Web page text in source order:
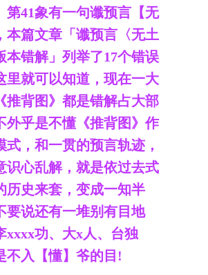
第41象有一句谶预言【无
本篇文章「谶预言〈无土
本错解」列举了17个错误
里就可以知道，现在一大
推背图》都是错解占大部
外乎是不懂《推背图》作
式，和一贯的预言轨迹，
识心乱解，就是依过去式
历史来套，变成一知半
要说还有一堆别有目地
xxxx功、大x人、台独
入【懂】爷的目!